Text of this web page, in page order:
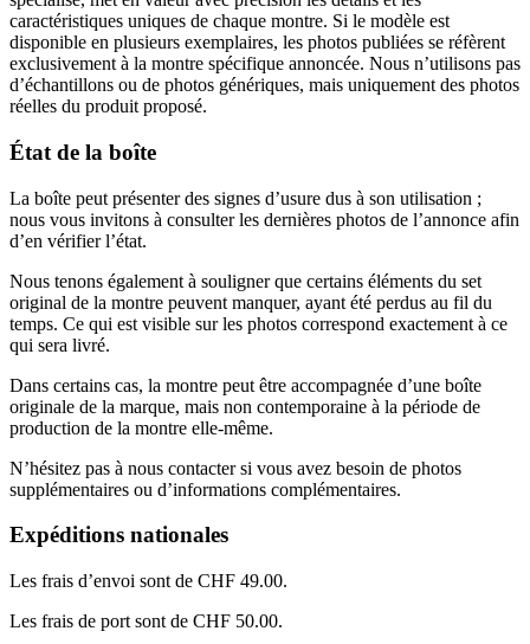
caractéristiques uniques de chaque montre. Si le modèle est
disponible en plusieurs exemplaires, les photos publiées se réfèrent
exclusivement à la montre spécifique annoncée. Nous n’utilisons pas
d’échantillons ou de photos génériques, mais uniquement des photos
réelles du produit proposé.
État de la boîte
La boîte peut présenter des signes d’usure dus à son utilisation ;
nous vous invitons à consulter les dernières photos de l’annonce afin
d’en vérifier l’état.
Nous tenons également à souligner que certains éléments du set
original de la montre peuvent manquer, ayant été perdus au fil du
temps. Ce qui est visible sur les photos correspond exactement à ce
qui sera livré.
Dans certains cas, la montre peut être accompagnée d’une boîte
originale de la marque, mais non contemporaine à la période de
production de la montre elle-même.
N’hésitez pas à nous contacter si vous avez besoin de photos
supplémentaires ou d’informations complémentaires.
Expéditions nationales
Les frais d’envoi sont de CHF 49.00.
Les frais de port sont de CHF 50.00.